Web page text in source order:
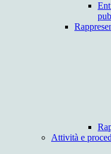
Attività e